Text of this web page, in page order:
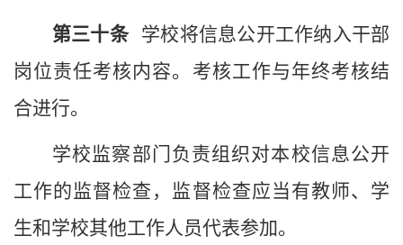
第三十条 学校将信息公开工作纳入干部
岗位责任考核内容。考核工作与年终考核结
合进行。
学校监察部门 负责组织对本校信息公开
工作的监督检查，监督检查应当有教师、学
生和学校其他工作人员代表参加。